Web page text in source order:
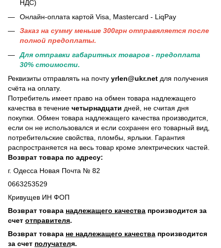
НДС)
Онлайн-оплата картой Visa, Mastercard - LiqPay
Заказ на сумму меньше 300грн отправяляется после
полной предоплаты.
Для отправки габаритных товаров - предоплата
30% стоимости.
Реквизиты отправлять на почту yrlen@ukr.net для получения
счёта на оплату.
Потребитель имеет право на обмен товара надлежащего
качества в течение четырнадцати дней, не считая дня
покупки. Обмен товара надлежащего качества производится,
если он не использовался и если сохранен его товарный вид,
потребительские свойства, пломбы, ярлыки. Гарантия
распространяется на весь товар кроме электрических частей.
Возврат товара по адресу:
г. Одесса Новая Почта № 82
0663253529
Кривущев ИН ФОП
Возврат товара надлежащего качества производится за
счет отправителя.
Возврат товара не надлежащего качества производится
за счет получателя.